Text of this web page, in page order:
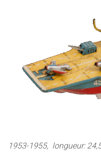
1953-1955, longueur: